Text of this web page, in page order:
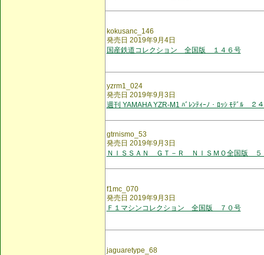
kokusanc_146
発売日 2019年9月4日
国産鉄道コレクション 全国版 １４６号
yzrm1_024
発売日 2019年9月3日
週刊 YAMAHA YZR-M1 ﾊﾞﾚﾝﾃｨｰﾉ・ﾛｯｼ ﾓﾃﾞﾙ ２４
gtrnismo_53
発売日 2019年9月3日
ＮＩＳＳＡＮ ＧＴ－Ｒ ＮＩＳＭＯ全国版 ５
f1mc_070
発売日 2019年9月3日
Ｆ１マシンコレクション 全国版 ７０号
jaguaretype_68